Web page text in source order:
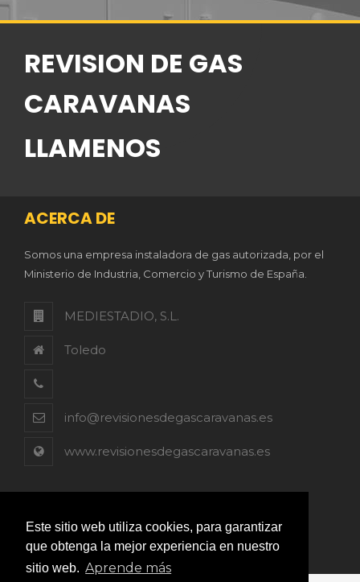
Este sitio web utiliza cookies, para garantizar
que obtenga la mejor experiencia en nuestro
sitio web. Aprende más
REVISION DE GAS
CARAVANAS
LLAMENOS
ACERCA DE
Somos una empresa instaladora de gas autorizada, por el
Ministerio de Industria, Comercio y Turismo de España.
MEDIESTADIO, S.L.
Toledo
info@revisionesdegascaravanas.es
www.revisionesdegascaravanas.es